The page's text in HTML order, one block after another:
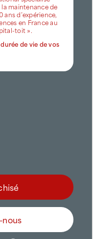
maintenance de
d’expérience,
en France au
toit ».
de vie de vos
nous